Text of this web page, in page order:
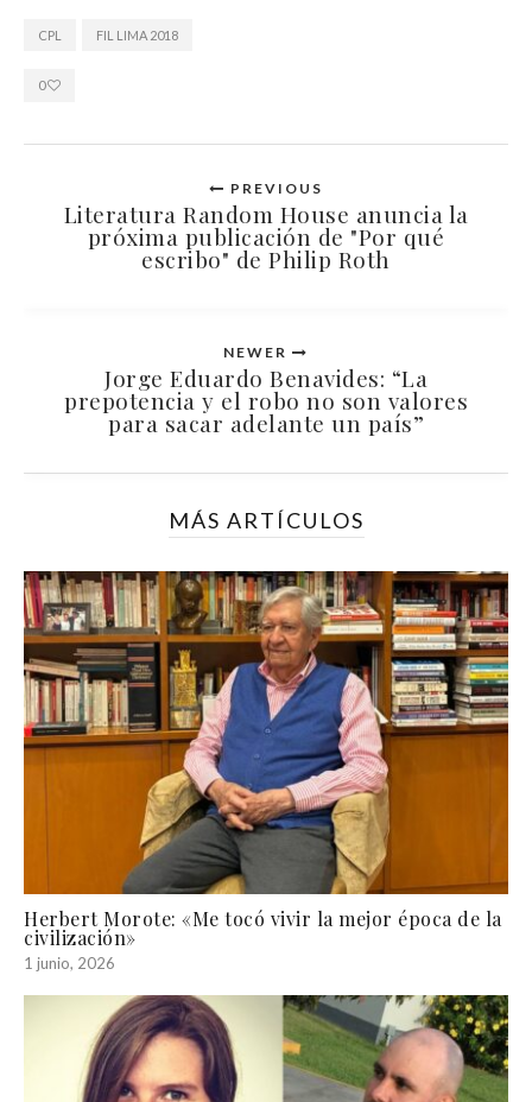
CPL FIL LIMA 2018
0
PREVIOUS
Literatura Random House anuncia la
próxima publicación de "Por qué
escribo" de Philip Roth
NEWER
Jorge Eduardo Benavides: “La
prepotencia y el robo no son valores
para sacar adelante un país”
MÁS ARTÍCULOS
Herbert Morote: «Me tocó vivir la mejor época de la
civilización»
1 junio, 2026